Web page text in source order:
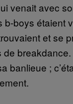
venait avec
b-boys étaient
et se
de
banlieue ;